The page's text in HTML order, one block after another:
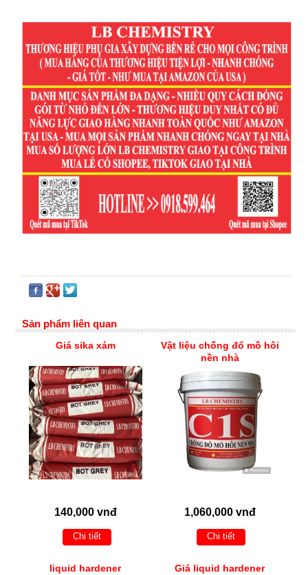
Sản phẩm liên quan
Giá sika xám
140,000 vnđ
Chi tiết
Vật liệu chống đổ mồ hôi
nền nhà
1,060,000 vnđ
Chi tiết
liquid hardener Giá liquid hardener